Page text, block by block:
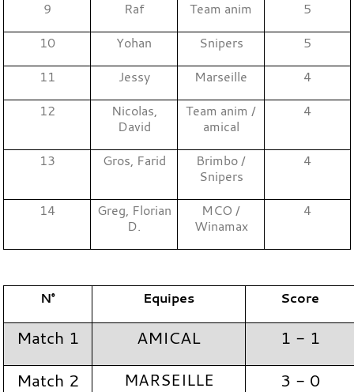
9 Raf Team anim
5
10
Yohan Snipers
5
11
Jessy Marseille
4
12
Nicolas,
David
Team anim /
amical
4
13 Gros, Farid
Brimbo /
Snipers
4
14
Greg, Florian
D.
MCO /
Winamax
4
N° Equipes Score
Match 1 AMICAL
1 - 1
Match 2
MARSEILLE
3 - 0